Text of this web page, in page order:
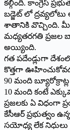
కల్గింది. కాంగ్రెస్‌
బడ్జెట్‌ ‌లో
శాతానికి వొచ్చింది.
మధ్యతరగతి ప్రజల
అయ్యింది.
గత పదేండ్లుగా
కొత్తగా
90 మంది
10 మంది కంటే
ప్రజలకు ఏ విధంగా
కేసీఆర్‌ ‌ప్రభుత్వం
సయోధ్య లేక